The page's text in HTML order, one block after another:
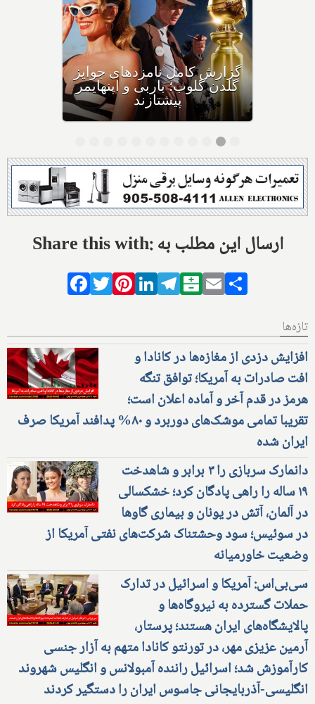
فیلم سینمایی نسخه پرشین
بیش از صد دقیقه تماشاگرانش
را با خنده و گریه و خاطره‌ای
زیبا بدرقه می‌کند
Share this with: ارسال این مطلب به
Facebook
TwitterPinterestLinkedIn
Telegram
Balatarin
Email
تازه‌ها
افزایش دزدی از مغازه‌ها در کانادا و
افت صادرات به آمریکا؛ توافق تنگه
هرمز در قدم آخر و آماده اعلان است؛
تقریبا تمامی موشک‌های دوربرد و ۸۰% پدافند آمریکا صرف
ایران شده
دانمارک سربازی را ۳ برابر و شاهدخت
۱۹ ساله را راهی پادگان کرد؛ خشکسالی
در آلمان، آتش در یونان و بیماری گاوها
در سوئیس؛ سود وحشتناک شرکت‌های نفتی آمریکا از
وضعیت خاورمیانه
سی‌بی‌اس: آمریکا و اسرائیل در تدارک
حملات گسترده به نیروگاه‌ها و
پالایشگاه‌های ایران هستند؛ پرستار،
آرمین عزیزی مهر، در تورنتو کانادا متهم به آزار جنسی
کارآموزش شد؛ اسرائیل راننده آمبولانس و انگلیس شهروند
انگلیسی-آذربایجانی جاسوس ایران را دستگیر کردند